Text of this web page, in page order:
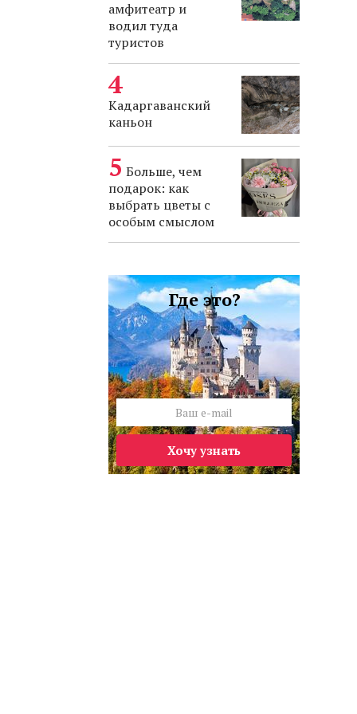
амфитеатр и
водил туда
туристов
Кадаргаванский
каньон
Больше, чем
подарок: как
выбрать цветы с
особым смыслом
Где это?
Хочу узнать